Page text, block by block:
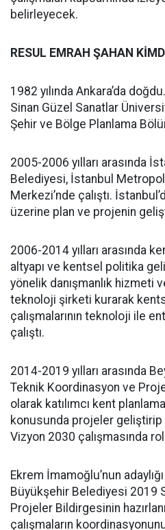
belirleyecek.
RESUL EMRAH ŞAHAN
1982 yılında Ankara’da
Sinan Güzel Sanatlar
Şehir ve Bölge Planlama
2005-2006 yılları arasında
Belediyesi, İstanbul
Merkezi’nde çalıştı.
üzerine plan ve projenin
2006-2014 yılları arasında
altyapı ve kentsel politika
yönelik danışmanlık hizmeti
teknoloji şirketi kurarak
çalışmalarının teknoloji ile
çalıştı.
2014-2019 yılları arasında
Teknik Koordinasyon ve
olarak katılımcı kent
konusunda projeler geliştirip
Vizyon 2030 çalışmasında rol
Ekrem İmamoğlu’nun
Büyükşehir Belediyesi 2019
Projeler Bildirgesinin
çalışmaların